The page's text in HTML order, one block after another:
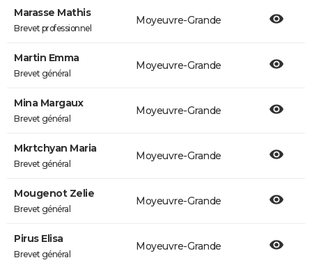
Marasse Mathis
Brevet professionnel
Moyeuvre-Grande
Martin Emma
Brevet général
Moyeuvre-Grande
Mina Margaux
Brevet général
Moyeuvre-Grande
Mkrtchyan Maria
Brevet général
Moyeuvre-Grande
Mougenot Zelie
Brevet général
Moyeuvre-Grande
Pirus Elisa
Brevet général
Moyeuvre-Grande